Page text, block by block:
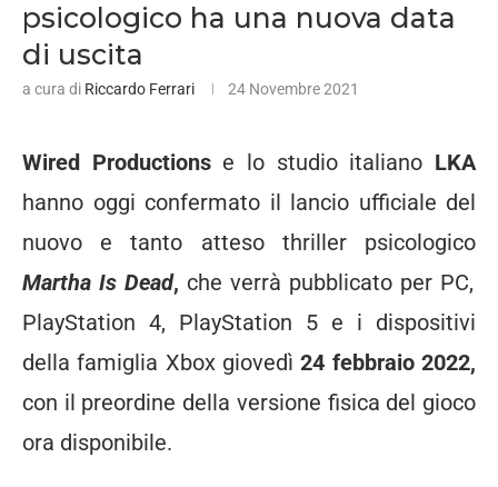
psicologico ha una nuova data
di uscita
a cura di Riccardo Ferrari 24 Novembre 2021
Wired Productions e lo studio italiano LKA
hanno oggi confermato il lancio ufficiale del
nuovo e tanto atteso thriller psicologico
Martha Is Dead, che verrà pubblicato per PC,
PlayStation 4, PlayStation 5 e i dispositivi
della famiglia Xbox giovedì24 febbraio 2022,
con il preordine della versione fisica del gioco
ora disponibile.